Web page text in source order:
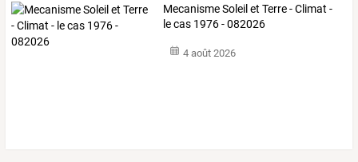
Mecanisme Soleil et Terre - Climat -
le cas 1976 - 082026
4 août 2026